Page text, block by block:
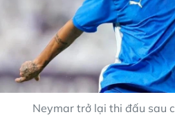
Neymar trở lại thi đấu sau